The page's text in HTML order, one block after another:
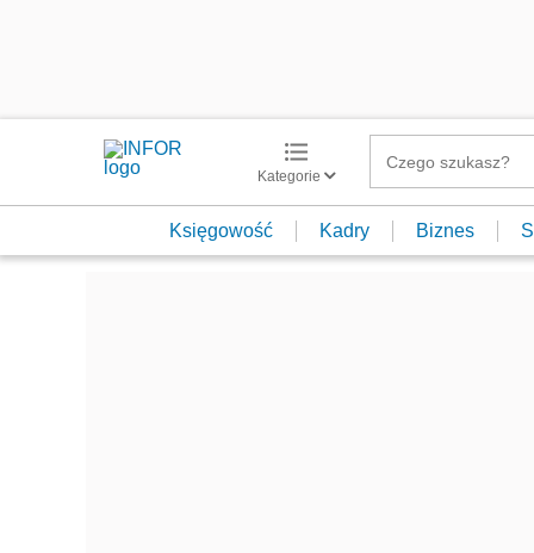
Kategorie
Księgowość Kadry Biznes